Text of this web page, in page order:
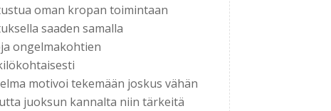
oman kropan toimintaan
saaden samalla
ongelmakohtien
motivoi tekemään joskus vähän
juoksun kannalta niin tärkeitä